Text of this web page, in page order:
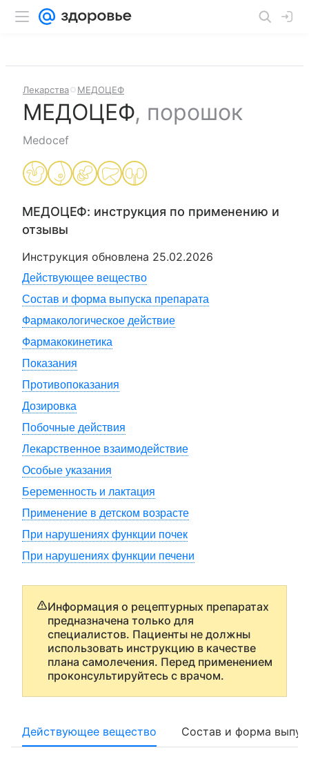
Лекарства МЕДОЦЕФ
МЕДОЦЕФ, порошок
Medocef
МЕДОЦЕФ: инструкция по применению и
отзывы
Инструкция обновлена 25.02.2026
Действующее вещество
Состав и форма выпуска препарата
Фармакологическое действие
Фармакокинетика
Показания
Противопоказания
Дозировка
Побочные действия
Лекарственное взаимодействие
Особые указания
Беременность и лактация
Применение в детском возрасте
При нарушениях функции почек
При нарушениях функции печени
Информация о рецептурных препаратах
предназначена только для
специалистов. Пациенты не должны
использовать инструкцию в качестве
плана самолечения. Перед применением
проконсультируйтесь с врачом.
Действующее вещество Состав и форма